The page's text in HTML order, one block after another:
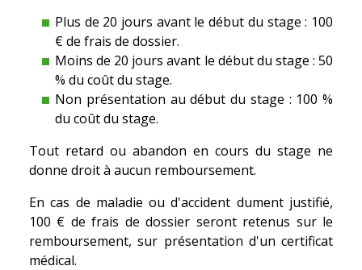
Plus de 20 jours avant le début du stage : 100
€ de frais de dossier.
Moins de 20 jours avant le début du stage : 50
% du coût du stage.
Non présentation au début du stage : 100 %
du coût du stage.
Tout retard ou abandon en cours du stage ne
donne droit à aucun remboursement.
En cas de maladie ou d'accident dument justifié,
100 € de frais de dossier seront retenus sur le
remboursement, sur présentation d'un certificat
médical.